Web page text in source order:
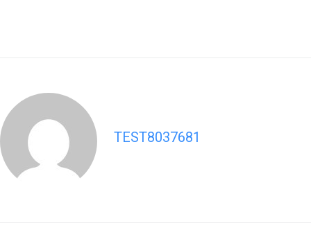
TEST8037681